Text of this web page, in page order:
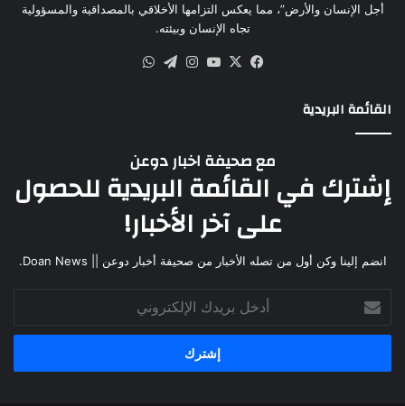
أجل الإنسان والأرض”، مما يعكس التزامها الأخلاقي بالمصداقية والمسؤولية
تجاه الإنسان وبيئته.
القائمة البريدية
مع صحيفة اخبار دوعن
إشترك في القائمة البريدية للحصول
على آخر الأخبار!
انضم إلينا وكن أول من تصله الأخبار من صحيفة أخبار دوعن || Doan News.